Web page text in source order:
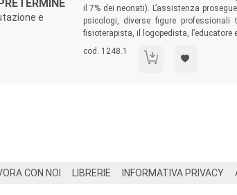
e
il 7% dei neonati). L’assistenza
psicologi, diverse figure
fisioterapista, il logopedista, l’educatore
Codice libro:
cod. 1248.1 Lo sviluppo dei bambini
CON NOI LIBRERIE INFORMATIVA PRIVACY